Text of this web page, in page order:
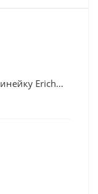
Erich...